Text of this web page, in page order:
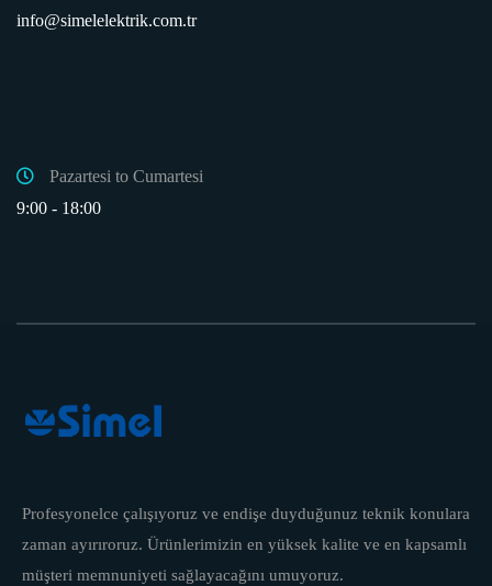
info@simelelektrik.com.tr
Pazartesi to Cumartesi
9:00 - 18:00
Profesyonelce çalışıyoruz ve endişe duyduğunuz teknik konulara
zaman ayırıroruz. Ürünlerimizin en yüksek kalite ve en kapsamlı
müşteri memnuniyeti sağlayacağını umuyoruz.